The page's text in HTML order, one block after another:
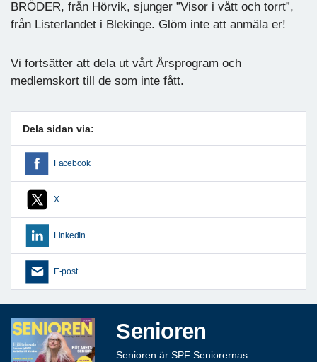
BRÖDER, från Hörvik, sjunger ”Visor i vått och torrt”,
från Listerlandet i Blekinge. Glöm inte att anmäla er!
Vi fortsätter att dela ut vårt Årsprogram och
medlemskort till de som inte fått.
Dela sidan via:
Facebook
X
LinkedIn
E-post
Senioren
Senioren är SPF Seniorernas